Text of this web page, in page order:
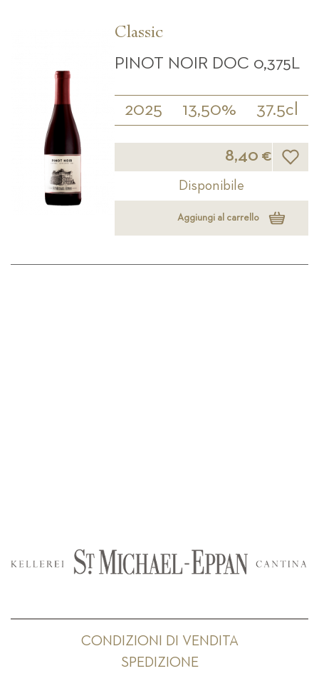
Classic
PINOT NOIR DOC 0,375L
2025 13,50% 37.5cl
8,40 €
Disponibile
Aggiungi al carrello
CONDIZIONI DI VENDITA
SPEDIZIONE